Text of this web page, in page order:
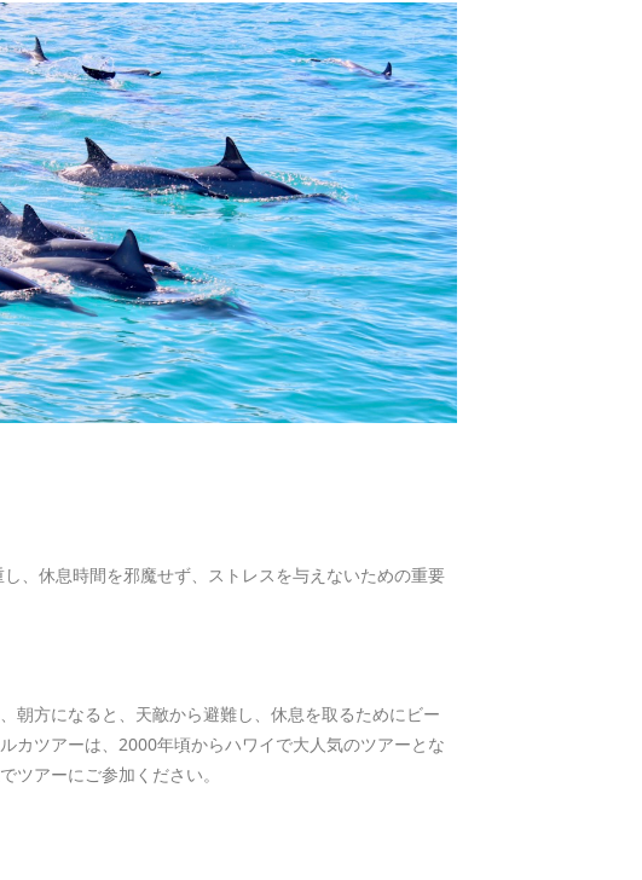
、休息時間を邪魔せず、ストレスを与えないための重要
朝方になると、天敵から避難し、休息を取るためにビー
カツアーは、2000年頃からハワイで大人気のツアーとな
ツアーにご参加ください。